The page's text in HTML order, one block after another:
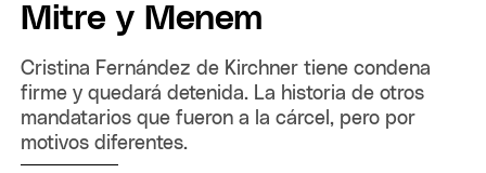
Mitre y Menem
Cristina Fernández de Kirchner tiene condena
firme y quedará detenida. La historia de otros
mandatarios que fueron a la cárcel, pero por
motivos diferentes.